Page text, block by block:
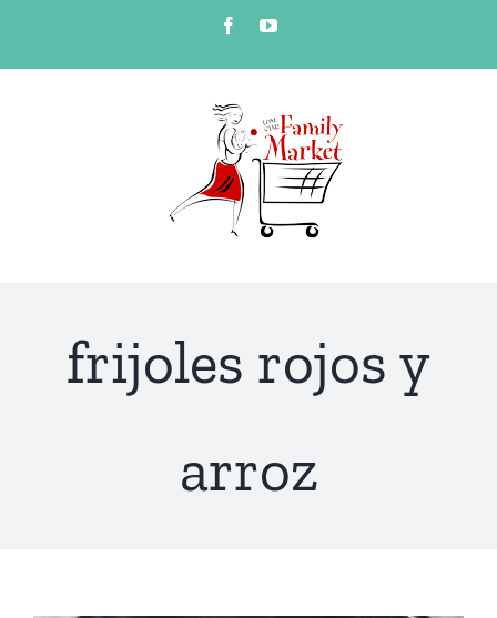
content
FacebookYouTube
frijoles rojos y
arroz